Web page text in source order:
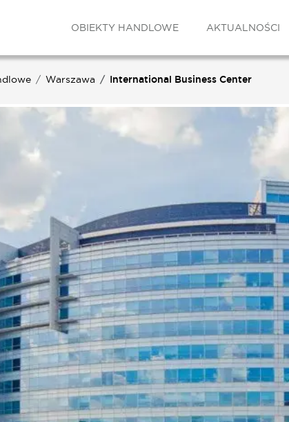
OBIEKTY HANDLOWE AKTUALNOŚCI
Warszawa International Business Center